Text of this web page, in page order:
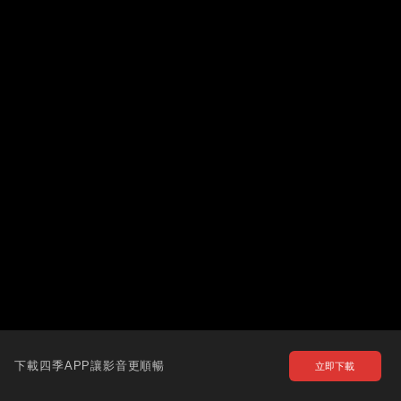
下載四季APP讓影音更順暢 立即下載